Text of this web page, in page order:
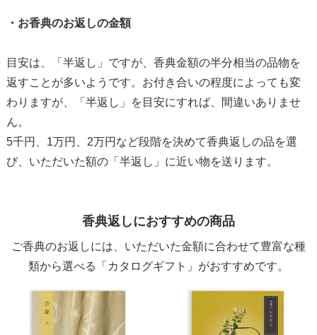
・お香典のお返しの金額
目安は、「半返し」ですが、香典金額の半分相当の品物を
返すことが多いようです。お付き合いの程度によっても変
わりますが、「半返し」を目安にすれば、間違いありませ
ん。
5千円、1万円、2万円など段階を決めて香典返しの品を選
び、いただいた額の「半返し」に近い物を送ります。
香典返しにおすすめの商品
ご香典のお返しには、いただいた金額に合わせて豊富な種
類から選べる「カタログギフト」がおすすめです。